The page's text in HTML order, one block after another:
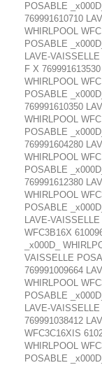
POSABLE
769991610710
WHIRLPOOL
POSABLE
LAVE-
F X
WHIRLPOOL
POSABLE
769991610350
WHIRLPOOL
POSABLE
769991604280
WHIRLPOOL
POSABLE
769991612380
WHIRLPOOL
POSABLE
LAVE-
WFC3B16X
_x000D_
VAISSELLE
769991009664
WHIRLPOOL
POSABLE
LAVE-
769991038412
WFC3C16XIS
WHIRLPOOL
POSABLE